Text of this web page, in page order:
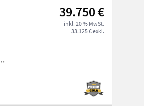
39.750 €
inkl. 20 % MwSt.
33.125 € exkl.